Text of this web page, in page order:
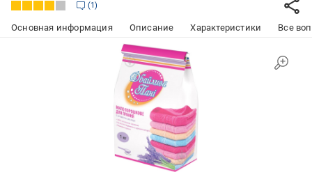
1
Основная информация Описание Характеристики Все